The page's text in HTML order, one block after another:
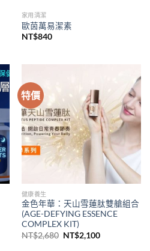
家用清潔
歐茵萬易潔素
NT$840
特價
健康養生
金色年華：天山雪蓮肽雙艙組合
(AGE-DEFYING ESSENCE
COMPLEX KIT)
NT$2,680 NT$2,100